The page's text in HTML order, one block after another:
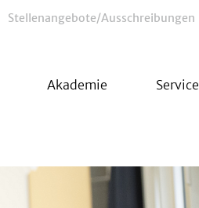
Stellenangebote/Ausschreibungen
Akademie Service